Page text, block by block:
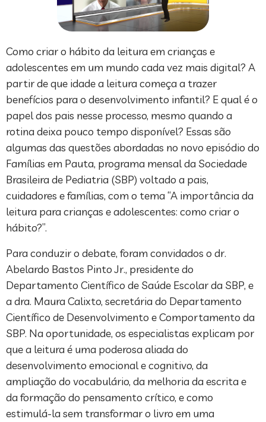
Como criar o hábito da leitura em crianças e
adolescentes em um mundo cada vez mais digital? A
partir de que idade a leitura começa a trazer
benefícios para o desenvolvimento infantil? E qual é o
papel dos pais nesse processo, mesmo quando a
rotina deixa pouco tempo disponível? Essas são
algumas das questões abordadas no novo episódio do
Famílias em Pauta, programa mensal da Sociedade
Brasileira de Pediatria (SBP) voltado a pais,
cuidadores e famílias, com o tema “A importância da
leitura para crianças e adolescentes: como criar o
hábito?”.
Para conduzir o debate, foram convidados o dr.
Abelardo Bastos Pinto Jr., presidente do
Departamento Científico de Saúde Escolar da SBP, e
a dra. Maura Calixto, secretária do Departamento
Científico de Desenvolvimento e Comportamento da
SBP. Na oportunidade, os especialistas explicam por
que a leitura é uma poderosa aliada do
desenvolvimento emocional e cognitivo, da
ampliação do vocabulário, da melhoria da escrita e
da formação do pensamento crítico, e como
estimulá-la sem transformar o livro em uma